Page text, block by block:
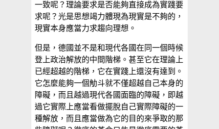
一致呢？理論要求是否能夠直接成為實踐要
求呢？光是思想竭力體現為現實是不夠的，
現實本身應當力求趨向理想。
但是，德國並不是和現代各國在同一個時候
登上政治解放的中間階梯。甚至它在理論上
已經超越的階梯，它在實踐上還沒有達到。
它怎麼能夠一個觔斗就不僅超越自己本身的
障礙，而且越過現代各國面臨的障礙，即越
過它實際上應當看做擺脫自己實際障礙的一
種解放，而且應當做為它的目的來爭取的那